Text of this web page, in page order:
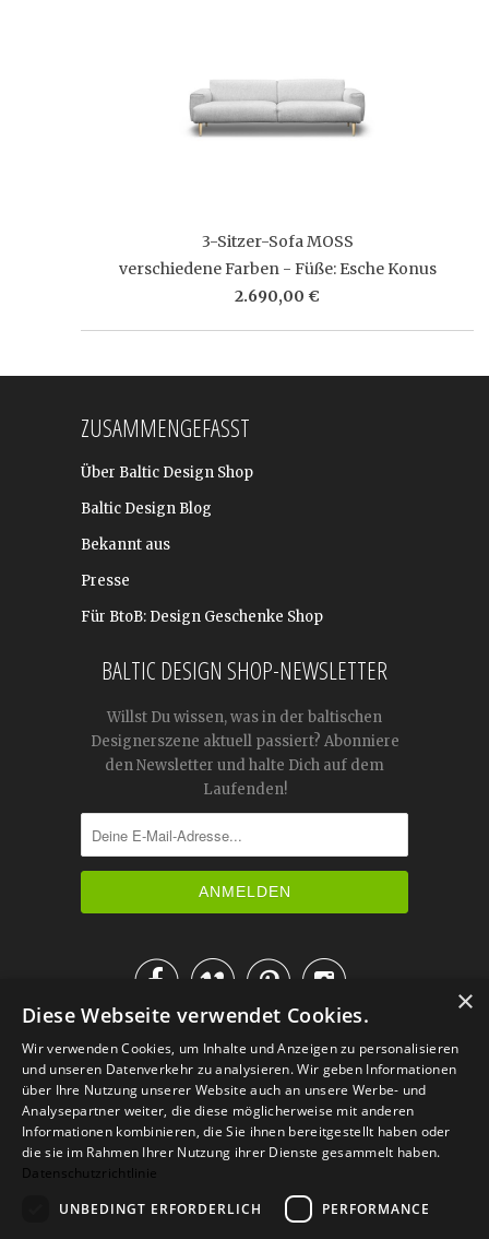
3-Sitzer-Sofa MOSS
verschiedene Farben - Füße: Esche Konus
2.690,00 €
ZUSAMMENGEFASST
Über Baltic Design Shop
Baltic Design Blog
Bekannt aus
Presse
Für BtoB: Design Geschenke Shop
BALTIC DESIGN SHOP-NEWSLETTER
Willst Du wissen, was in der baltischen
Designerszene aktuell passiert? Abonniere
den Newsletter und halte Dich auf dem
Laufenden!

IM KATALOG BLÄTTERN
×
Diese Webseite verwendet Cookies.
Wir verwenden Cookies, um Inhalte und Anzeigen zu personalisieren
und unseren Datenverkehr zu analysieren. Wir geben Informationen
über Ihre Nutzung unserer Website auch an unsere Werbe- und
Analysepartner weiter, die diese möglicherweise mit anderen
Informationen kombinieren, die Sie ihnen bereitgestellt haben oder
die sie im Rahmen Ihrer Nutzung ihrer Dienste gesammelt haben.
Datenschutzrichtlinie
UNBEDINGT ERFORDERLICH
PERFORMANCE